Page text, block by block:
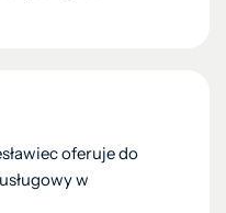
oferuje do
w